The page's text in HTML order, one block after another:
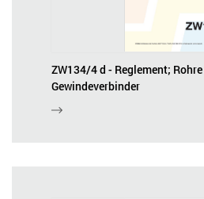
ZW134/4 d - Reglement;
Gewindeverbinder